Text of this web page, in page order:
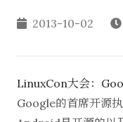
2013-10-02
LinuxCon大会：
Google的首席开源